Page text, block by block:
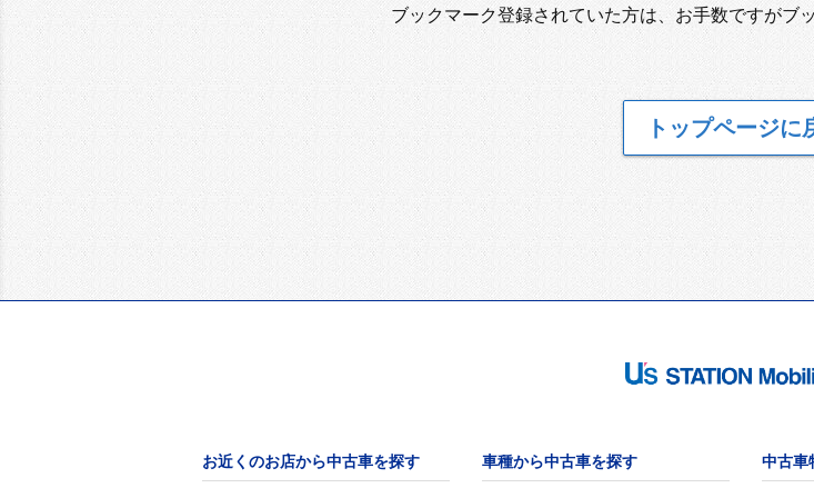
ブックマーク登録されていた方は、お手数ですがブ
トップページに
お近くのお店から中古車を探す 車種から中古車を探す 中古車